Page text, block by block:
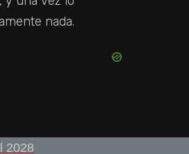
nada.